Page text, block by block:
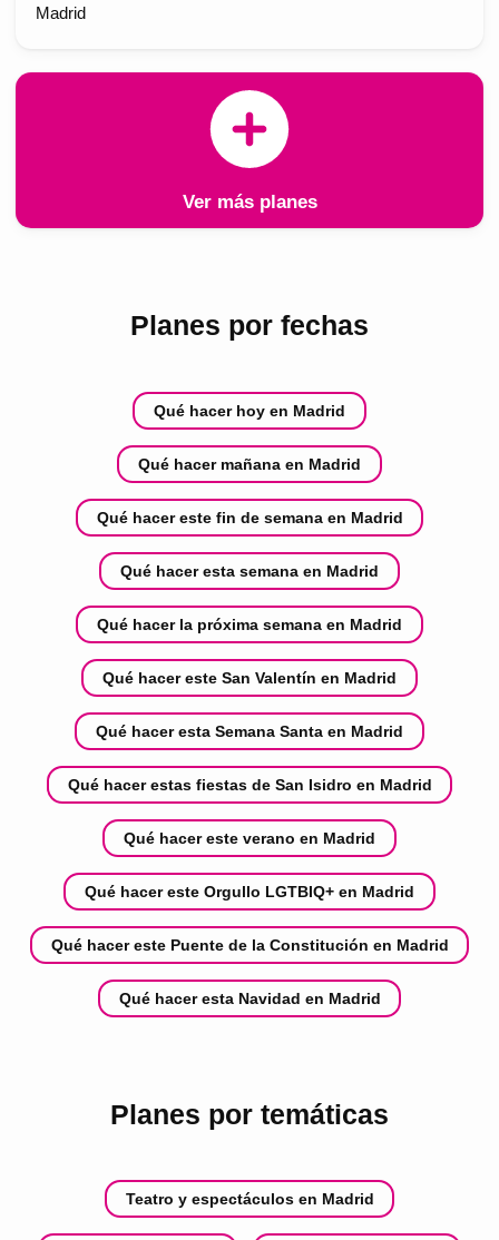
Madrid
Ver más planes
Planes por fechas
Qué hacer hoy en Madrid
Qué hacer mañana en Madrid
Qué hacer este fin de semana en Madrid
Qué hacer esta semana en Madrid
Qué hacer la próxima semana en Madrid
Qué hacer este San Valentín en Madrid
Qué hacer esta Semana Santa en Madrid
Qué hacer estas fiestas de San Isidro en Madrid
Qué hacer este verano en Madrid
Qué hacer este Orgullo LGTBIQ+ en Madrid
Qué hacer este Puente de la Constitución en Madrid
Qué hacer esta Navidad en Madrid
Planes por temáticas
Teatro y espectáculos en Madrid